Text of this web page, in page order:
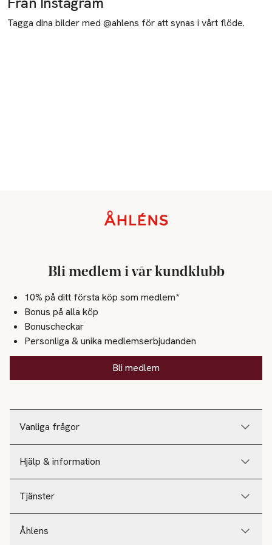
Tagga dina bilder med @ahlens för att synas i vårt flöde.
Vanliga frågor
Hjälp & information
Tjänster
Åhlens
Bli medlem i vår kundklubb
10% på ditt första köp som medlem*
Bonus på alla köp
Bonuscheckar
Personliga & unika medlemserbjudanden
Bli medlem